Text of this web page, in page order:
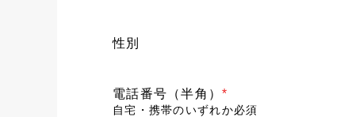
性別
電話番号（半角）*
自宅・携帯のいずれか必須